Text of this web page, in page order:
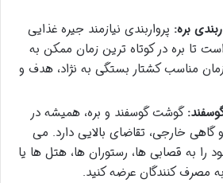
بره: پرواربندی نیازمند جیره غذایی
تا بره در کوتاه ترین زمان ممکن به
مناسب کشتار بستگی به نژاد، هدف و
گوشت گوسفند و بره، همیشه در
گاهی خارجی، تقاضای بالایی دارد. می
را به قصابی ها، رستوران ها، هتل ها یا
مصرف کنندگان عرضه کنید.